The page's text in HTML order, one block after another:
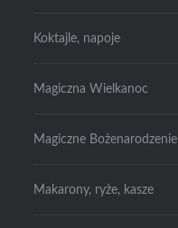
Koktajle, napoje
Magiczna Wielkanoc
Magiczne Bożenarodzenie
Makarony, ryże, kasze